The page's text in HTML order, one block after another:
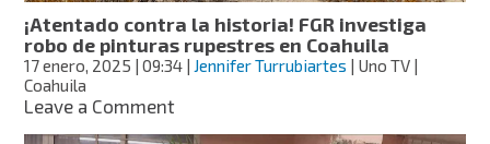
¡Atentado contra la historia! FGR investiga
robo de pinturas rupestres en Coahuila
17 enero, 2025 | 09:34 Jennifer Turrubiartes | Uno TV |
Coahuila
Leave a Commenton